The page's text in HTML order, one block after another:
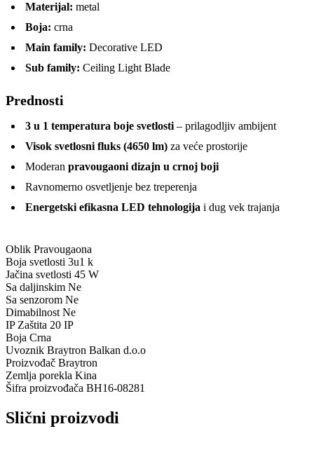
Materijal: metal
Boja: crna
Main family: Decorative LED
Sub family: Ceiling Light Blade
Prednosti
3 u 1 temperatura boje svetlosti – prilagodljiv ambijent
Visok svetlosni fluks (4650 lm) za veće prostorije
Moderan pravougaoni dizajn u crnoj boji
Ravnomerno osvetljenje bez treperenja
Energetski efikasna LED tehnologija i dug vek trajanja
Oblik Pravougaona
Boja svetlosti 3u1 k
Jačina svetlosti 45 W
Sa daljinskim Ne
Sa senzorom Ne
Dimabilnost Ne
IP Zaštita 20 IP
Boja Crna
Uvoznik Braytron Balkan d.o.o
Proizvođač Braytron
Zemlja porekla Kina
Šifra proizvođača BH16-08281
Slični proizvodi